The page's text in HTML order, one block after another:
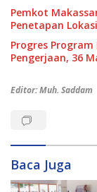
Pemkot
Penetapan
Progres Program
Pengerjaan, 36
Editor: Muh. Saddam
Baca Juga